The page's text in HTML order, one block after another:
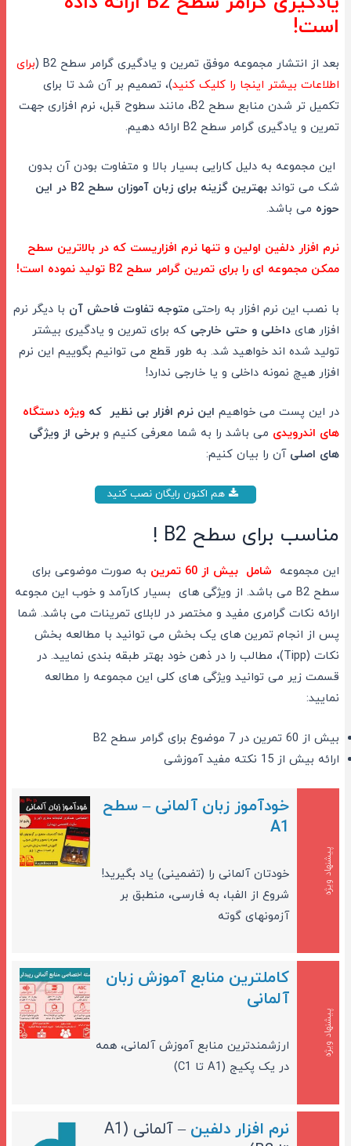
است!
بعد از انتشار مجموعه موفق تمرین و یادگیری گرامر سطح B2 (
برای
اطلاعات بیشتر اینجا را کلیک کنید)، تصمیم بر آن شد تا برای
تکمیل تر شدن منابع سطح B2، مانند سطوح قبل، نرم افزاری جهت
تمرین و یادگیری گرامر سطح B2 ارائه دهیم.
این مجموعه به دلیل کارایی بسیار بالا و متفاوت بودن آن بدون
شک می تواند
بهترین گزینه برای زبان آموزان سطح B2 در این
حوزهمی باشد.
نرم افزار دلفین اولین و تنها نرم افزاریست که در بالاترین سطح
ممکن مجموعه ای را برای تمرین گرامر سطح B2 تولید نموده است!
با نصب این نرم افزار به راحتی متوجه تفاوت فاحش آنبا دیگر نرم
افزار های داخلی و حتی خارجیکه برای تمرین و یادگیری بیشتر
تولید شده اند خواهید شد. به طور قطع می توانیم بگوییم این نرم
افزار هیچ نمونه داخلی و یا خارجی ندارد!
در این پست می خواهیماین نرم افزار بی نظیر کهویژه دستگاه
های اندرویدیمی باشد را به شما معرفی کنیم و برخی از ویژگی
های اصلیآن را بیان کنیم:
هم اکنون رایگان نصب کنید
مناسب برای سطح B2 !
این مجموعه شامل بیش از 60 تمرین
به صورت موضوعی برای
سطح B2 می باشد. از ویژگی های بسیار کارآمد و خوب این مجوعه
ارائه نکات گرامری مفید و مختصر در لابلای تمرینات می باشد. شما
پس از انجام تمرین های یک بخش می توانید با مطالعه بخش
نکات (Tipp)، مطالب را در ذهن خود بهتر طبقه بندی نمایید. در
قسمت زیر می توانید ویژگی های کلی این مجموعه را مطالعه
نمایید:
بیش از 60 تمرین در 7 موضوع برای گرامر سطح B2
ارائه بیش از 15 نکته مفید آموزشی
پیشنهاد ویژه
خودآموز زبان آلمانی – سطح
A1
خودتان آلمانی را (تضمینی) یاد بگیرید!
شروع از الفبا، به فارسی، منطبق بر
آزمونهای گوته
پیشنهاد ویژه
کاملترین منابع آموزش زبان
آلمانی
ارزشمندترین منابع آموزش آلمانی، همه
در یک پکیج (A1 تا C1)
نرم افزار دلفین
– آلمانی (A1